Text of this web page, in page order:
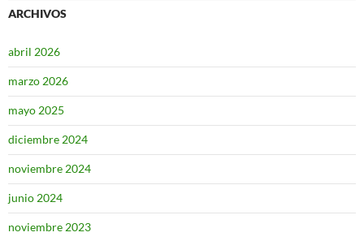
ARCHIVOS
abril 2026
marzo 2026
mayo 2025
diciembre 2024
noviembre 2024
junio 2024
noviembre 2023